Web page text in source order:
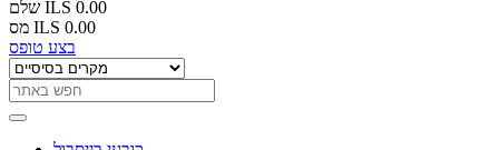
שלם ILS 0.00
מס ILS 0.00
בצע טופס